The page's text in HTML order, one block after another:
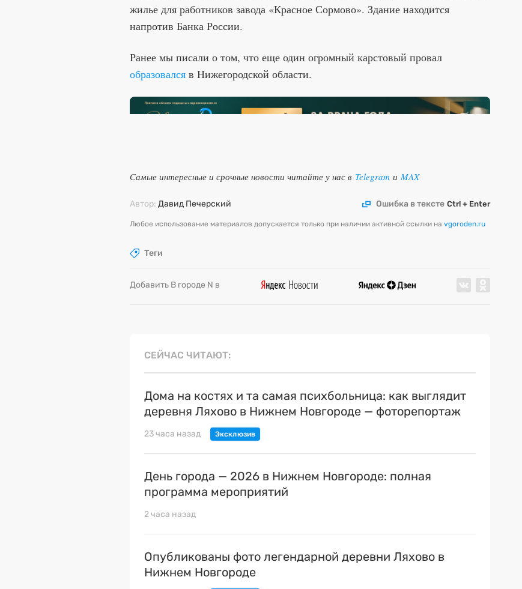
жилье для работников завода «Красное Сормово». Здание находится
напротив Банка России.
Ранее мы писали о том, что еще один огромный карстовый провал
образовался в Нижегородской области.
Самые интересные и срочные новости читайте у нас в Telegram и MAX
Автор: Давид Печерский Ошибка в тексте Ctrl + Enter
Любое использование материалов допускается только при наличии активной ссылки на vgoroden.ru
Теги
Добавить В городе N в
СЕЙЧАС ЧИТАЮТ
Дома на костях и та самая психбольница: как выглядит
деревня Ляхово в Нижнем Новгороде — фоторепортаж
23 часа назад
День города — 2026 в Нижнем Новгороде: полная
программа мероприятий
2 часа назад
Опубликованы фото легендарной деревни Ляхово в
Нижнем Новгороде